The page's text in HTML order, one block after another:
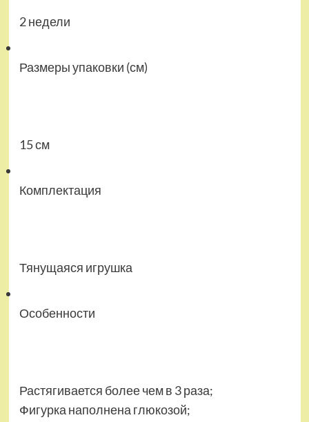
2 недели
Размеры упаковки (см)
15 см
Комплектация
Тянущаяся игрушка
Особенности
Растягивается более чем в 3 раза;
Фигурка наполнена глюкозой;